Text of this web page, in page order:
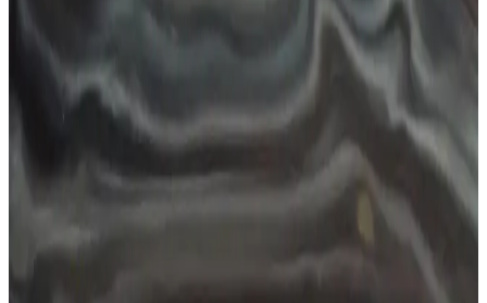
Kız Gözlükleri: Moda ve Fonksiyonelliğin
Buluştuğu Güncel Tasarım Trendleri ve Seçim
Gözlükler, estetik ve fonksiyonelliğin birleşimi olarak, gençler ve
moda tutkunları arasında popüler hale geliyor. Güncel trendler ve
seçim ipuçlarıyla kendinize uygun kız gözlüklerini bulun.
Kadınlar İçin Ray-Ban Güneş Gözlükleri Modelleri
ve Stil İpuçları
Ray-Ban kadın güneş gözlükleri, şık tasarımları ve yüksek UV